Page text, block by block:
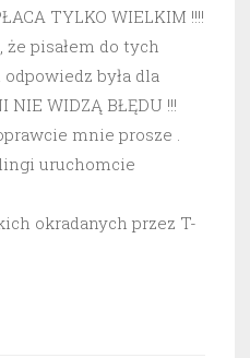
TYLKO WIELKIM !!!!
pisałem do tych
była dla
NIE WIDZĄ BŁĘDU !!!
mnie prosze .
uruchomcie
okradanych przez T-